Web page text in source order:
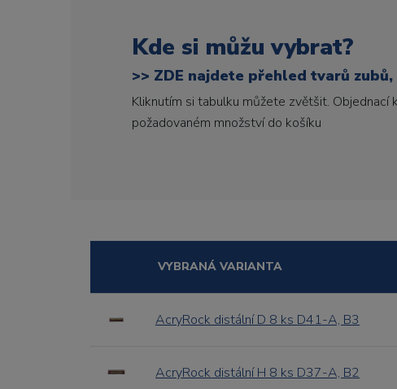
Kde si můžu vybrat?
>> ZDE najdete přehled tvarů
Kliknutím si tabulku můžete zvětšit.
požadovaném množství do košíku
VYBRANÁ VARIANTA
AcryRock distální D 8 ks D41-A, B3
AcryRock distální H 8 ks D37-A, B2